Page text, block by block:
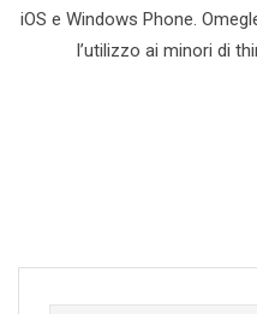
iOS e Windows Phone.
l’utilizzo ai minori di